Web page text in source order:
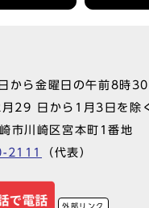
から金曜日の午前8時
29 日から1月3日を除
市川崎区宮本町1番地
2111 （代表）
外部リンク